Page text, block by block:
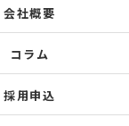
会社概要
コラム
採用申込